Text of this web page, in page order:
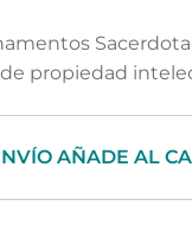
propiedad
AÑADE AL